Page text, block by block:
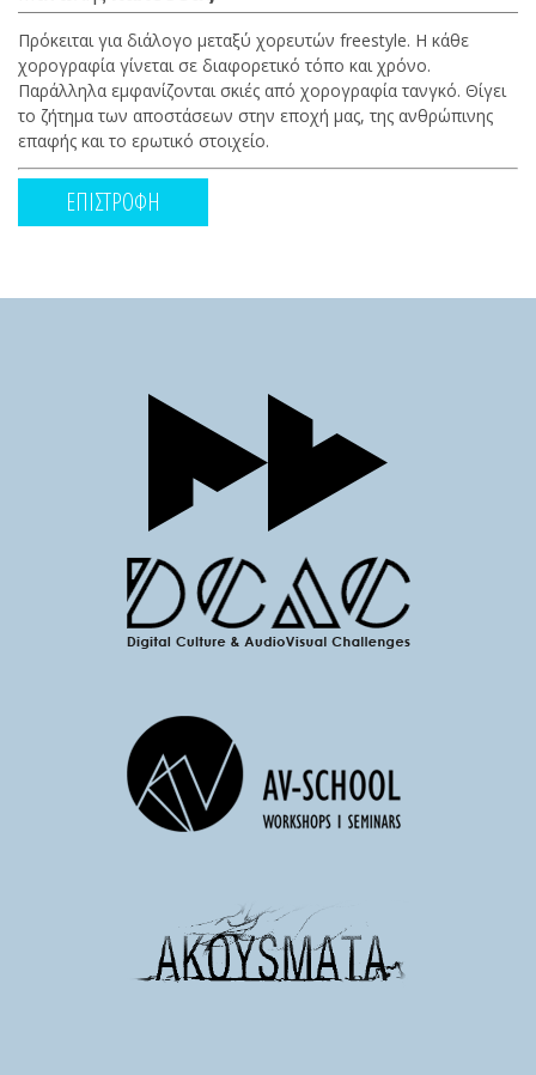
Πρόκειται για διάλογο μεταξύ χορευτών freestyle. Η κάθε
χορογραφία γίνεται σε διαφορετικό τόπο και χρόνο.
Παράλληλα εμφανίζονται σκιές από χορογραφία τανγκό. Θίγει
το ζήτημα των αποστάσεων στην εποχή μας, της ανθρώπινης
επαφής και το ερωτικό στοιχείο.
ΕΠΙΣΤΡΟΦΗ